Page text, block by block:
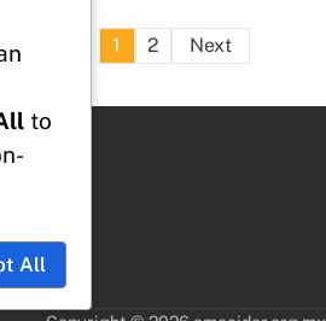
Posts
1 2 Next
to
All